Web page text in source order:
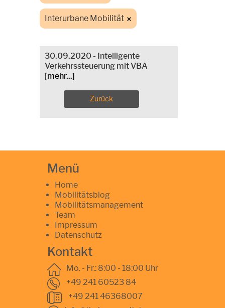
Interurbane Mobilität
30.09.2020 - Intelligente
Verkehrssteuerung mit VBA
[mehr...]
Zurück
Menü
Home
Mobilitätsblog
Mobilitätsmanagement
Team
Impressum
Datenschutz
Kontakt
Mo. - Fr.: 8:00 - 18:00 Uhr
+49 241 60523 84
+49 241 46368007